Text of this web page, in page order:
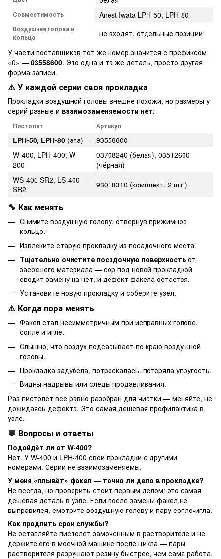
Совместимость Anest Iwata LPH-50, LPH-80
Воздушная голова и
кольцо
не входят, отдельные позиции
У части поставщиков тот же номер значится с префиксом
«0» — 03558600. Это одна и та же деталь, просто другая
форма записи.
⚠️ У каждой серии своя прокладка
Прокладки воздушной головы внешне похожи, но размеры у
серий разные и взаимозаменяемости нет:
Пистолет Артикул
LPH-50, LPH-80 (эта)
93558600
W-400, LPH-400, W-
200
03708240 (белая), 03512600
(чёрная)
WS-400 SR2, LS-400
SR2
93018310 (комплект, 2 шт.)
🔧 Как менять
Снимите воздушную голову, отвернув прижимное
кольцо.
Извлеките старую прокладку из посадочного места.
Тщательно очистите посадочную поверхность от
засохшего материала — сор под новой прокладкой
сводит замену на нет, и дефект факела остаётся.
Установите новую прокладку и соберите узел.
⚠️ Когда пора менять
Факел стал несимметричным при исправных голове,
сопле и игле.
Слышно, что воздух подсасывает по краю воздушной
головы.
Прокладка задубела, потрескалась, потеряла упругость.
Видны надрывы или следы продавливания.
Раз пистолет всё равно разобран для чистки — меняйте, не
дожидаясь дефекта. Это самая дешёвая профилактика в
узле.
💬 Вопросы и ответы
Подойдёт ли от W-400?
Нет. У W-400 и LPH-400 свои прокладки с другими
номерами. Серии не взаимозаменяемы.
У меня «плывёт» факел — точно ли дело в прокладке?
Не всегда, но проверить стоит первым делом: это самая
дешёвая деталь в узле. Если после замены факел не
выправился, смотрите воздушную голову и пару сопло-игла.
Как продлить срок службы?
Не оставляйте пистолет замоченным в растворителе и не
держите его в моечной машине после цикла — пары
растворителя разрушают резину быстрее, чем сама работа.